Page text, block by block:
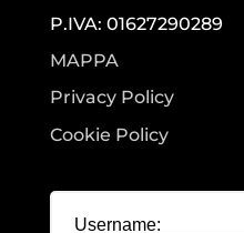
P.IVA: 01627290289
MAPPA
Privacy Policy
Cookie Policy
Username: